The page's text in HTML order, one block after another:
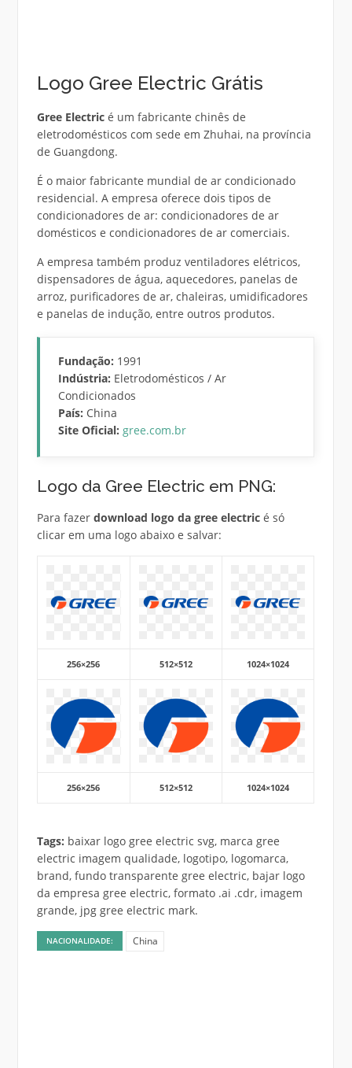
Logo Gree Electric Grátis
Gree Electricé um fabricante chinês de
eletrodomésticos com sede em Zhuhai, na província
de Guangdong.
É o maior fabricante mundial de ar condicionado
residencial. A empresa oferece dois tipos de
condicionadores de ar: condicionadores de ar
domésticos e condicionadores de ar comerciais.
A empresa também produz ventiladores elétricos,
dispensadores de água, aquecedores, panelas de
arroz, purificadores de ar, chaleiras, umidificadores
e panelas de indução, entre outros produtos.
Fundação: 1991
Indústria: Eletrodomésticos / Ar
Condicionados
País: China
Site Oficial: gree.com.br
Logo da Gree Electric em PNG:
Para fazer download logo da gree electricé só
clicar em uma logo abaixo e salvar:
256×256 512×512 1024×1024
256×256 512×512 1024×1024
Tags: baixar logo gree electric svg, marca gree
electric imagem qualidade, logotipo, logomarca,
brand, fundo transparente gree electric, bajar logo
da empresa gree electric, formato .ai .cdr, imagem
grande, jpg gree electric mark.
NACIONALIDADE: China